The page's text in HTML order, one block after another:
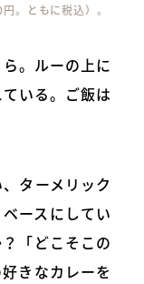
。ともに税込）。
。ルーの上に
いる。ご飯は
ターメリック
ースにしてい
「どこそこの
きなカレーを